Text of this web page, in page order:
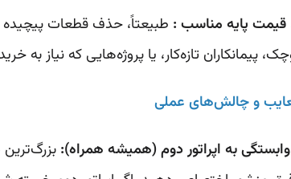
طبیعتاً، حذف قطعات
پیمانکاران تازه‌کار، یا پروژه‌هایی که نیاز به
و چالش‌های عملی